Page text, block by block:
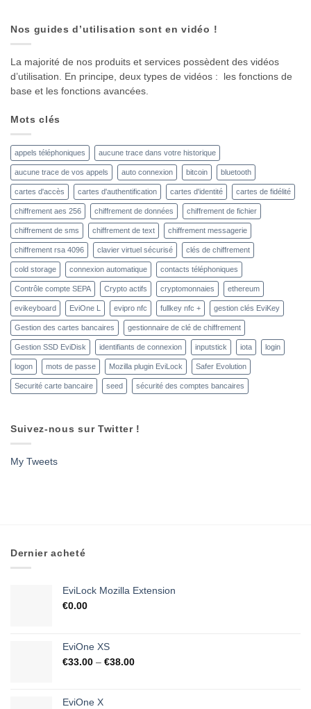
Nos guides d’utilisation sont en vidéo !
La majorité de nos produits et services possèdent des vidéos
d’utilisation. En principe, deux types de vidéos : les fonctions de
base et les fonctions avancées.
Mots clés
appels téléphoniques aucune trace dans votre historique
aucune trace de vos appels auto connexion bitcoin bluetooth
cartes d'accès cartes d'authentification cartes d'identité cartes de fidélité
chiffrement aes 256 chiffrement de données chiffrement de fichier
chiffrement de sms chiffrement de text chiffrement messagerie
chiffrement rsa 4096 clavier virtuel sécurisé clés de chiffrement
cold storage connexion automatique contacts téléphoniques
Contrôle compte SEPA Crypto actifs cryptomonnaies ethereum
evikeyboard EviOne L evipro nfc fullkey nfc + gestion clés EviKey
Gestion des cartes bancaires gestionnaire de clé de chiffrement
Gestion SSD EviDisk identifiants de connexion inputstick iota login
logon mots de passe Mozilla plugin EviLock Safer Evolution
Securité carte bancaire seed sécurité des comptes bancaires
Suivez-nous sur Twitter !
My Tweets
Dernier acheté
EviLock Mozilla Extension
€0.00
EviOne XS
€33.00 – €38.00
EviOne X